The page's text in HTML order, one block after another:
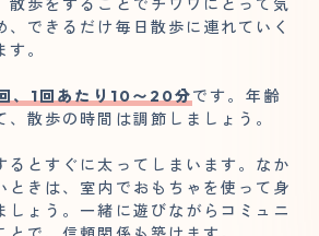
、できるだけ毎日散歩に連れていく
。
、1回あたり10〜20分です。年齢
散歩の時間は調節しましょう。
るとすぐに太ってしまいます。なか
ときは、室内でおもちゃを使って身
しょう。一緒に遊びながらコミュニ